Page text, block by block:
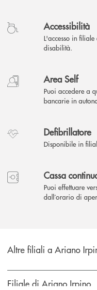
Accessibilità
L'accesso in
disabilità.
Area Self
Puoi accedere a
bancarie in
Defibrillatore
Disponibile in
Cassa
Puoi effettuare
dall’orario di
Altre filiali a Ariano
Filiale di Ariano Irpino